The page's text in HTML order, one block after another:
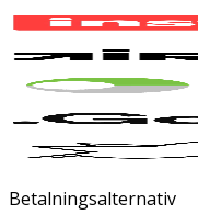
Betalningsalternativ